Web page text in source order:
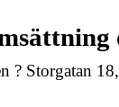
? Storgatan